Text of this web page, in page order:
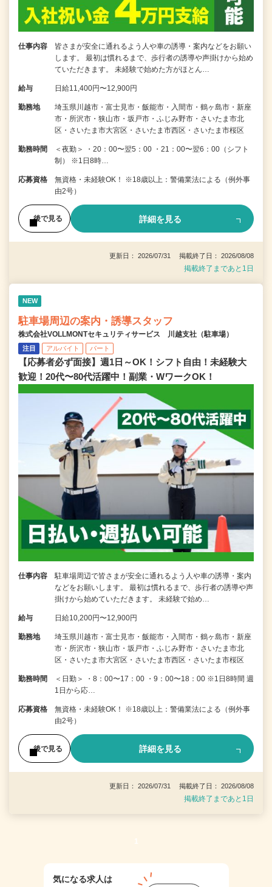
仕事内容
皆さまが安全に通れるよう人や車の誘導・案内などをお願い
します。 最初は慣れるまで、歩行者の誘導や声掛けから始め
ていただきます。 未経験で始めた方がほとん…
給与 日給11,400円〜12,900円
勤務地
埼玉県川越市・富士見市・飯能市・入間市・鶴ヶ島市・新座
市・所沢市・狭山市・坂戸市・ふじみ野市・さいたま市北
区・さいたま市大宮区・さいたま市西区・さいたま市桜区
勤務時間
＜夜勤＞ ・20：00〜翌5：00 ・21：00〜翌6：00（シフト
制） ※1日8時…
応募資格
無資格・未経験OK！ ※18歳以上：警備業法による（例外事
由2号）
後で見る 詳細を見る
更新日： 2026/07/31 掲載終了日： 2026/08/08
掲載終了まであと1日
NEW
駐車場周辺の案内・誘導スタッフ
株式会社VOLLMONTセキュリティサービス 川越支社（駐車場）
注目 アルバイト パート
【応募者必ず面接】週1日～OK！シフト自由！未経験大
歓迎！20代〜80代活躍中！副業・WワークOK！
仕事内容
駐車場周辺で皆さまが安全に通れるよう人や車の誘導・案内
などをお願いします。 最初は慣れるまで、歩行者の誘導や声
掛けから始めていただきます。 未経験で始め…
給与 日給10,200円〜12,900円
勤務地
埼玉県川越市・富士見市・飯能市・入間市・鶴ヶ島市・新座
市・所沢市・狭山市・坂戸市・ふじみ野市・さいたま市北
区・さいたま市大宮区・さいたま市西区・さいたま市桜区
勤務時間
＜日勤＞ ・8：00〜17：00 ・9：00〜18：00 ※1日8時間 週
1日から応…
応募資格
無資格・未経験OK！ ※18歳以上：警備業法による（例外事
由2号）
後で見る 詳細を見る
更新日： 2026/07/31 掲載終了日： 2026/08/08
掲載終了まであと1日
1
気になる求人は